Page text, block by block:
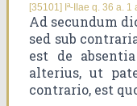
[35101] Iª-IIae q. 36 a. 1
Ad secundum
sed sub
est de
alterius, ut
contrario, est